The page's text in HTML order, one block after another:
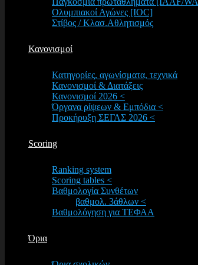
Ολυμπιακοί Αγώνες [IOC]
Στίβος / Κλασ.Αθλητισμός
Κανονισμοί
Κατηγορίες, αγωνίσματα, τεχνικά
Κανονισμοί & Διατάξεις
Κανονισμοί 2026 <
Όργανα ρίψεων & Εμπόδια <
Προκήρυξη ΣΕΓΑΣ 2026 <
Scoring
Ranking system
Scoring tables <
Βαθμολογία Συνθέτων
βαθμολ. 3άθλων <
Βαθμολόγηση για ΤΕΦΑΑ
Όρια